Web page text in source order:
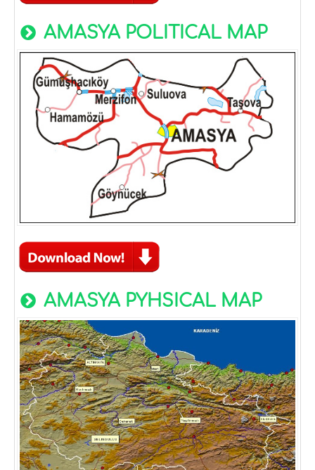
AMASYA POLITICAL MAP
AMASYA PYHSICAL MAP